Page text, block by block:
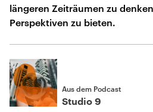
längeren Zeiträumen zu
Perspektiven zu bieten.
Aus dem Podcast
Studio 9